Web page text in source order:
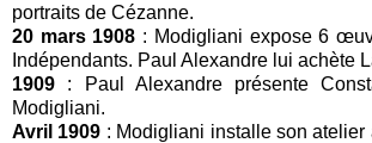
portraits de Cézanne.
20 mars 1908 : Modigliani expose 6
Indépendants. Paul Alexandre lui achète
1909 : Paul Alexandre présente
Modigliani.
Avril 1909 : Modigliani installe son